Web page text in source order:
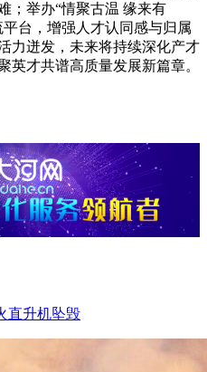
；举办“情聚古温 缘来有
台，增强人才认同感与归属
力迸发，未来将持续深化产才
英才共谱高质量发展新篇章。
直升机坠毁